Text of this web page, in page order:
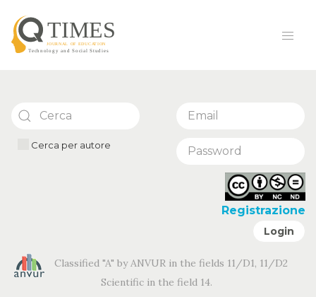
Cerca per autore
Registrazione
Login
Classified "A" by ANVUR in the fields 11/D1, 11/D2
Scientific in the field 14.